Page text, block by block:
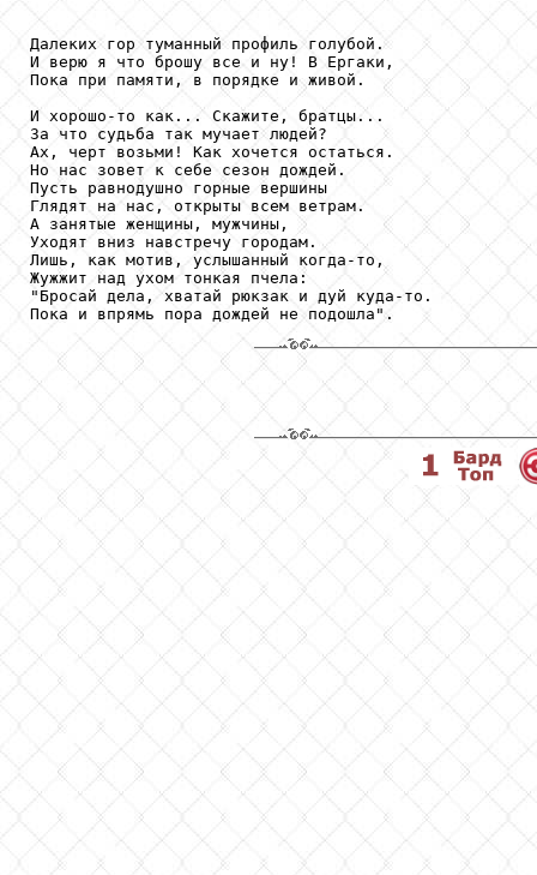
Далеких гор туманный профиль голубой.
И верю я что брошу все и ну! В Ергаки,
Пока при памяти, в порядке и живой.
И хорошо-то как... Скажите, братцы...
За что судьба так мучает людей?
Ах, черт возьми! Как хочется остаться.
Но нас зовет к себе сезон дождей.
Пусть равнодушно горные вершины
Глядят на нас, открыты всем ветрам.
А занятые женщины, мужчины,
Уходят вниз навстречу городам.
Лишь, как мотив, услышанный когда-то,
Жужжит над ухом тонкая пчела:
"Бросай дела, хватай рюкзак и дуй куда-то.
Пока и впрямь пора дождей не подошла".